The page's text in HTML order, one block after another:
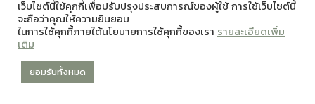
เว็บไซต์นี้ใช้คุกกี้เพื่อปรับปรุงประสบการณ์ของผู้ใช้ การใช้เว็บไซต์นี้
จะถือว่าคุณให้ความยินยอม
ในการใช้คุกกี้ภายใต้นโยบายการใช้คุกกี้ของเรา รายละเอียดเพิ่ม
เติม
ยอมรับทั้งหมด